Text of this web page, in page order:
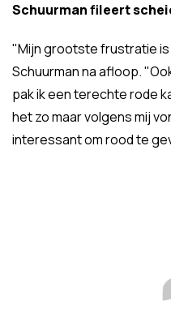
Schuurman fileert
"Mijn grootste frustratie is
Schuurman na afloop.
pak ik een terechte rode
het zo maar volgens mij
interessant om rood te